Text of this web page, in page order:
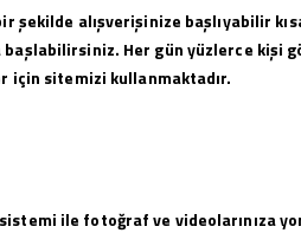
şekilde alışverişinize başlıyabilir
Her gün yüzlerce kişi
için sitemizi kullanmaktadır.
ile fotoğraf ve videolarınıza